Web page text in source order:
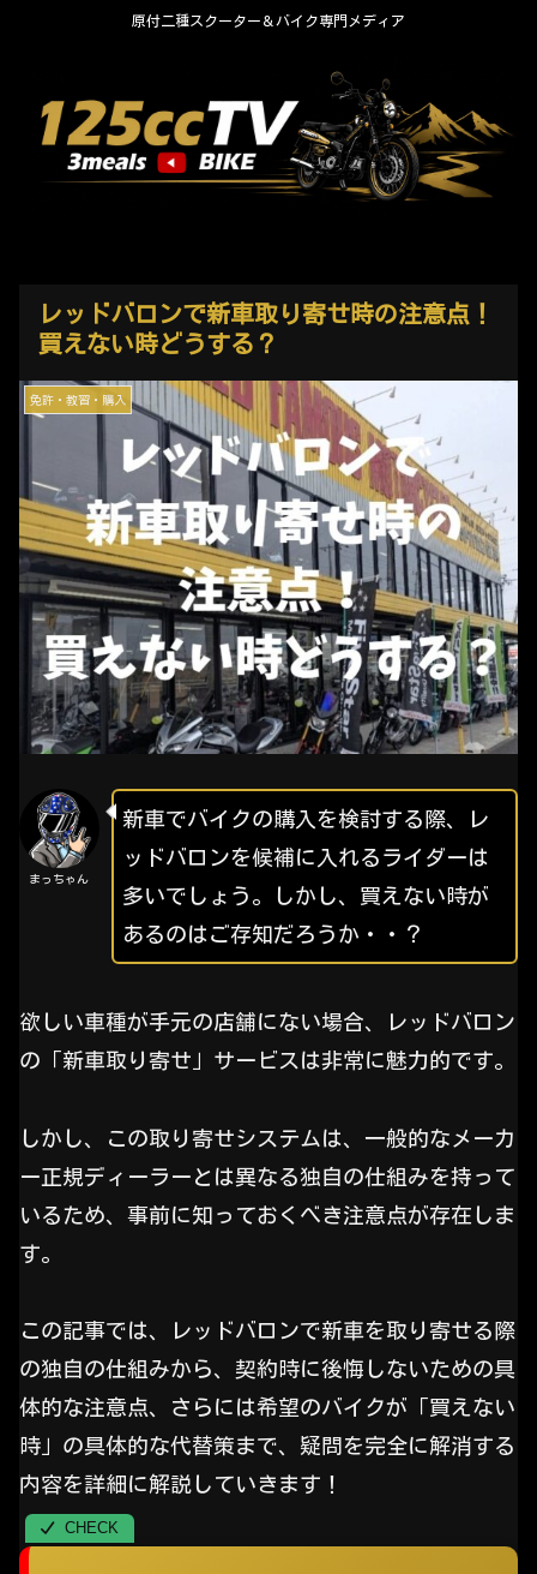
原付二種スクーター＆バイク専門メディア
レッドバロンで新車取り寄せ時の注意点！
買えない時どうする？
免許・教習・購入
まっちゃん
新車でバイクの購入を検討する際、レ
ッドバロンを候補に入れるライダーは
多いでしょう。しかし、買えない時が
あるのはご存知だろうか・・？
欲しい車種が手元の店舗にない場合、レッドバロン
の「新車取り寄せ」サービスは非常に魅力的です。
しかし、この取り寄せシステムは、一般的なメーカ
ー正規ディーラーとは異なる独自の仕組みを持って
いるため、事前に知っておくべき注意点が存在しま
す。
この記事では、レッドバロンで新車を取り寄せる際
の独自の仕組みから、契約時に後悔しないための具
体的な注意点、さらには希望のバイクが「買えない
時」の具体的な代替策まで、疑問を完全に解消する
内容を詳細に解説していきます！